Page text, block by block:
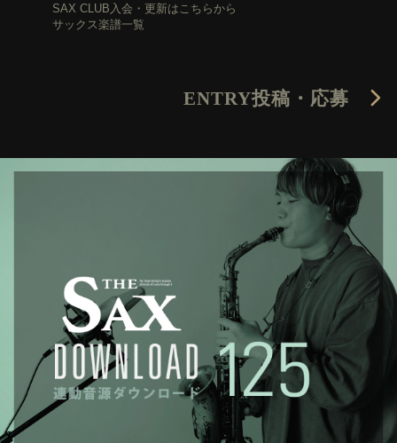
SAX CLUB入会・更新はこちらから
サックス楽譜一覧
ENTRY投稿・応募